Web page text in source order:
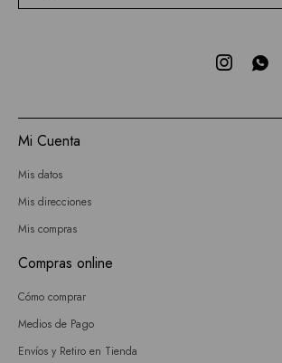
 
Mi Cuenta
Mis datos
Mis direcciones
Mis compras
Compras online
Cómo comprar
Medios de Pago
Envíos y Retiro en Tienda